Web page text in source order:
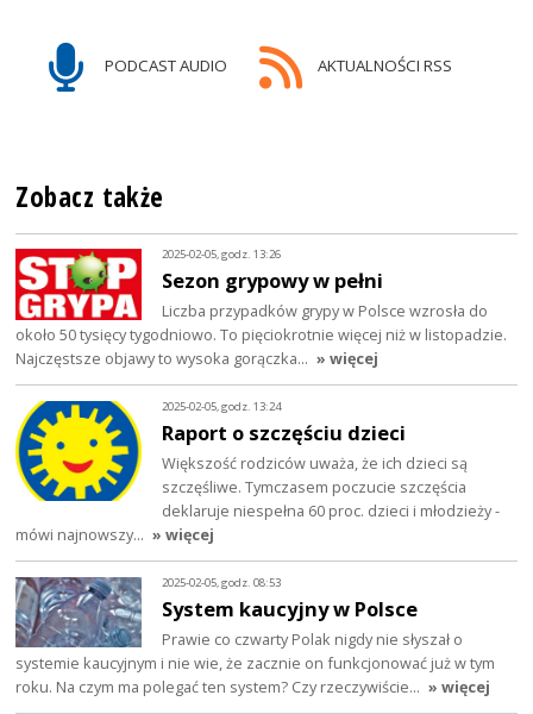
PODCAST AUDIO AKTUALNOŚCI RSS
Zobacz także
2025-02-05, godz. 13:26
Sezon grypowy w pełni
Liczba przypadków grypy w Polsce wzrosła do
około 50 tysięcy tygodniowo. To pięciokrotnie więcej niż w listopadzie.
Najczęstsze objawy to wysoka gorączka… » więcej
2025-02-05, godz. 13:24
Raport o szczęściu dzieci
Większość rodziców uważa, że ich dzieci są
szczęśliwe. Tymczasem poczucie szczęścia
deklaruje niespełna 60 proc. dzieci i młodzieży -
mówi najnowszy… » więcej
2025-02-05, godz. 08:53
System kaucyjny w Polsce
Prawie co czwarty Polak nigdy nie słyszał o
systemie kaucyjnym i nie wie, że zacznie on funkcjonować już w tym
roku. Na czym ma polegać ten system? Czy rzeczywiście… » więcej